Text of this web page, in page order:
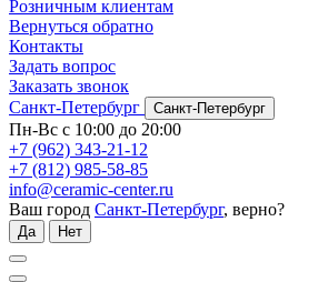
Розничным клиентам
Вернуться обратно
Контакты
Задать вопрос
Заказать звонок
Санкт-Петербург
Санкт-Петербург
Пн-Вс с 10:00 до 20:00
+7 (962) 343-21-12
+7 (812) 985-58-85
info@ceramic-center.ru
Ваш город Санкт-Петербург, верно?
Да Нет